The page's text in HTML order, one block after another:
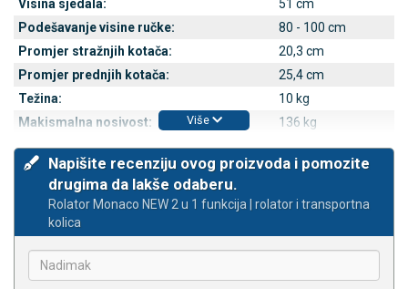
Visina sjedala:
51 cm
Podešavanje visine ručke:
80 - 100 cm
Promjer stražnjih kotača:
20,3 cm
Promjer prednjih kotača:
25,4 cm
Težina:
10 kg
Makismalna nosivost:
136 kg
Više
Napišite recenziju ovog proizvoda i pomozite
drugima da lakše odaberu.
Rolator Monaco NEW 2 u 1 funkcija | rolator i transportna
kolica